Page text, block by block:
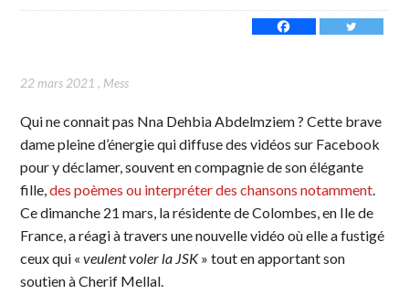
22 mars 2021 , Mess
Qui ne connait pas Nna Dehbia Abdelmziem ? Cette brave
dame pleine d’énergie qui diffuse des vidéos sur Facebook
pour y déclamer, souvent en compagnie de son élégante
fille,des poèmes ou interpréter des chansons notamment.
Ce dimanche 21 mars, la résidente de Colombes, en Ile de
France, a réagi à travers une nouvelle vidéo où elle a fustigé
ceux qui «veulent voler la JSK» tout en apportant son
soutien à Cherif Mellal.